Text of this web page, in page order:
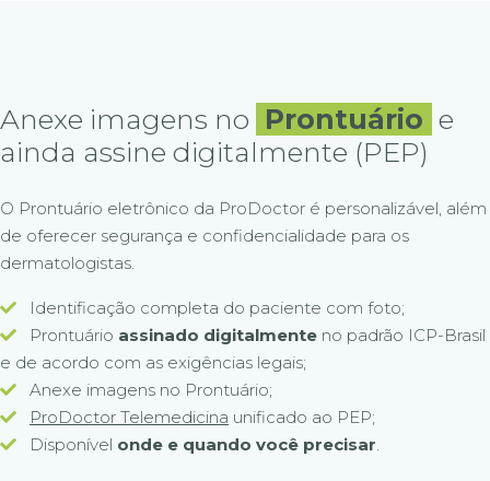
Anexe imagens no Prontuário e
ainda assine digitalmente (PEP)
O Prontuário eletrônico da ProDoctor é personalizável, além
de oferecer segurança e confidencialidade para os
dermatologistas.
Identificação completa do paciente com foto;
Prontuário assinado digitalmente no padrão ICP-Brasil
e de acordo com as exigências legais;
Anexe imagens no Prontuário;
ProDoctor Telemedicina unificado ao PEP;
Disponível onde e quando você precisar